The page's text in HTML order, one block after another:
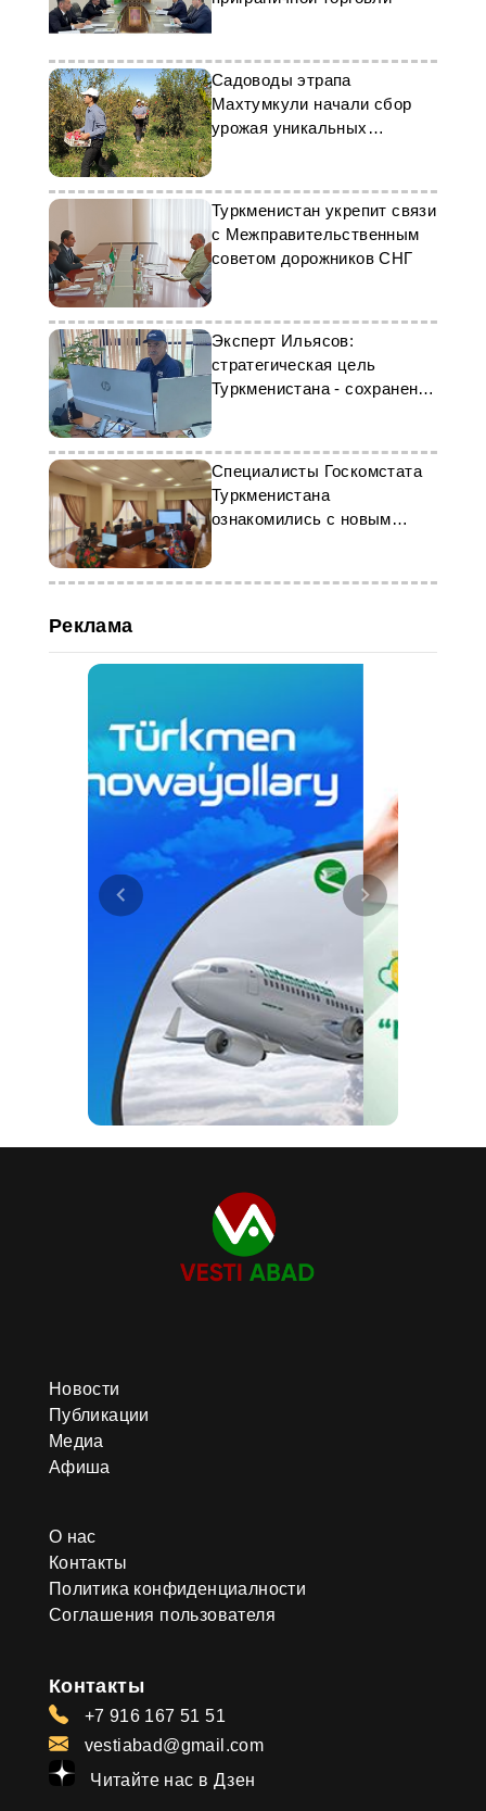
Садоводы этрапа
Махтумкули начали сбор
урожая уникальных
гранатов Сумбара
Туркменистан укрепит связи
с Межправительственным
советом дорожников СНГ
Эксперт Ильясов:
стратегическая цель
Туркменистана - сохранение
безопасности
Специалисты Госкомстата
Туркменистана
ознакомились с новым
приложением по
статистическому бизнес-
регистру
Реклама
Новости
Публикации
Медиа
Афиша
О нас
Контакты
Политика конфиденциалности
Соглашения пользователя
Контакты
+7 916 167 51 51
vestiabad@gmail.com
Читайте нас в Дзен